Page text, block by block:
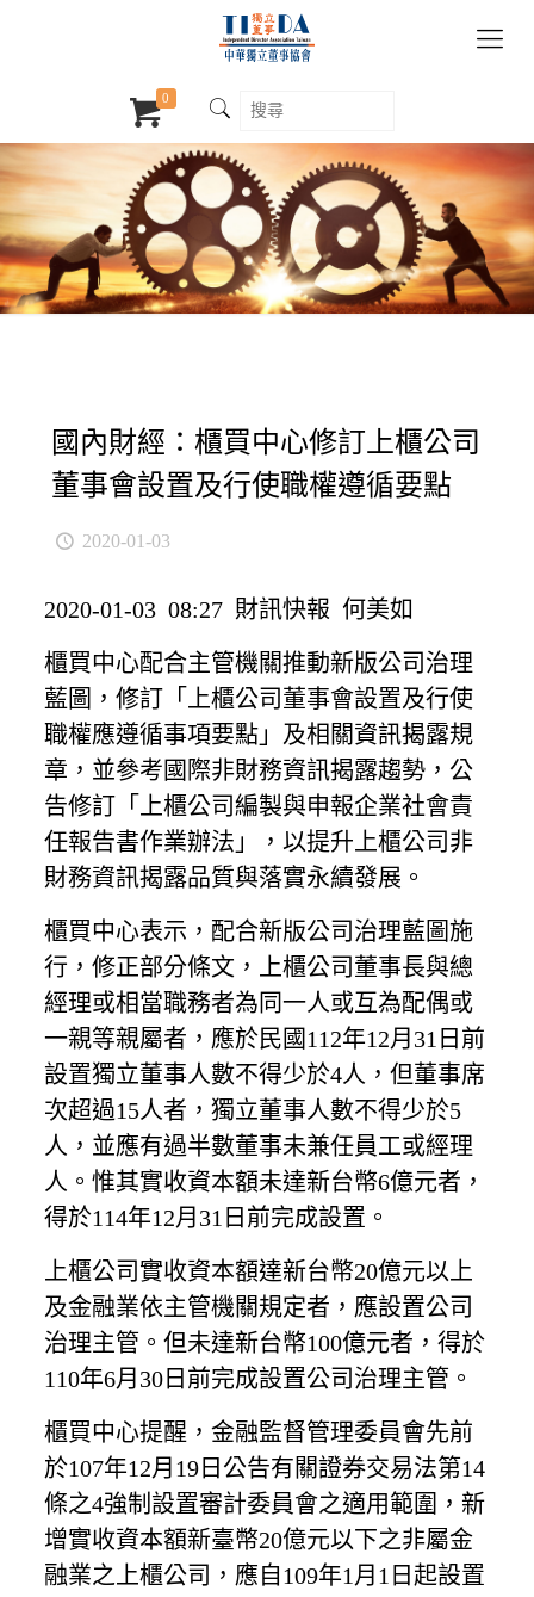
0
國內財經：櫃買中心修訂上櫃公司
董事會設置及行使職權遵循要點
2020-01-03
2020-01-03 08:27 財訊快報 何美如
櫃買中心配合主管機關推動新版公司治理
藍圖，修訂「上櫃公司董事會設置及行使
職權應遵循事項要點」及相關資訊揭露規
章，並參考國際非財務資訊揭露趨勢，公
告修訂「上櫃公司編製與申報企業社會責
任報告書作業辦法」，以提升上櫃公司非
財務資訊揭露品質與落實永續發展。
櫃買中心表示，配合新版公司治理藍圖施
行，修正部分條文，上櫃公司董事長與總
經理或相當職務者為同一人或互為配偶或
一親等親屬者，應於民國112年12月31日前
設置獨立董事人數不得少於4人，但董事席
次超過15人者，獨立董事人數不得少於5
人，並應有過半數董事未兼任員工或經理
人。惟其實收資本額未達新台幣6億元者，
得於114年12月31日前完成設置。
上櫃公司實收資本額達新台幣20億元以上
及金融業依主管機關規定者，應設置公司
治理主管。但未達新台幣100億元者，得於
110年6月30日前完成設置公司治理主管。
櫃買中心提醒，金融監督管理委員會先前
於107年12月19日公告有關證券交易法第14
條之4強制設置審計委員會之適用範圍，新
增實收資本額新臺幣20億元以下之非屬金
融業之上櫃公司，應自109年1月1日起設置